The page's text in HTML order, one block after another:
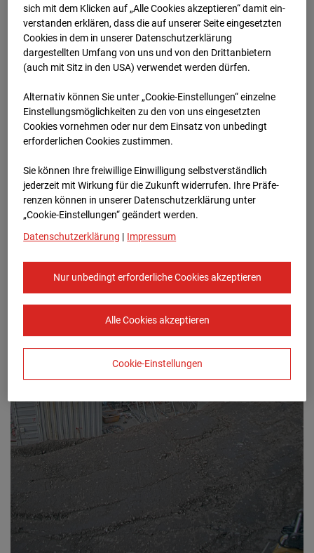
Archivdatum:28.04.2026 07:45,
Europe/Berlin
sich mit dem Klicken auf „Alle Cookies akzeptieren“ damit ein­
ver­standen erklären, dass die auf unserer Seite eingesetzten
Cookies in dem in unserer Datenschutzerklärung
dargestellten Umfang von uns und von den Drittanbietern
(auch mit Sitz in den USA) verwendet werden dürfen.
Alternativ können Sie unter „Cookie-Einstellungen“ einzelne
Einstellungsmöglichkeiten zu den von uns eingesetzten
Cookies vornehmen oder nur dem Einsatz von unbedingt
erforderlichen Cookies zustimmen.
Sie können Ihre freiwillige Einwilligung selbstverständlich
jederzeit mit Wirkung für die Zukunft widerrufen. Ihre Prä­fe­
renzen können in unserer Datenschutzerklärung unter
„Cookie-Einstellungen“ geändert werden.
Datenschutzerklärung | Impressum
Nur unbedingt erforderliche Cookies akzeptieren
Alle Cookies akzeptieren
Cookie-Einstellungen